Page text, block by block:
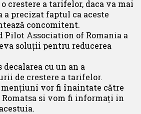
crestere a tarifelor, daca va mai
a precizat faptul ca aceste
concomitent.
Pilot Association of Romania a
soluții pentru reducerea
cu un an a
de crestere a tarifelor.
mențiuni vor fi înaintate către
si vom fi informați in